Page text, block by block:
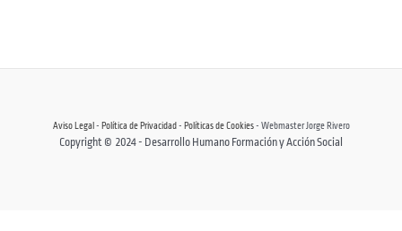
Aviso Legal - Política de Privacidad - Políticas de Cookies- Webmaster Jorge Rivero
Copyright © 2024 - Desarrollo Humano Formación y Acción Social